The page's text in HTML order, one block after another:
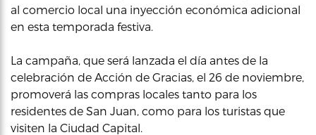
al comercio local una inyección económica adicional
en esta temporada festiva.
La campaña, que será lanzada el día antes de la
celebración de Acción de Gracias, el 26 de noviembre,
promoverá las compras locales tanto para los
residentes de San Juan, como para los turistas que
visiten la Ciudad Capital.